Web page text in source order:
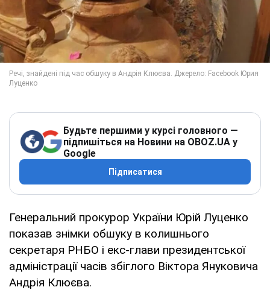
Будьте першими у курсі головного —
підпишіться на Новини на OBOZ.UA у
Google
Підписатися
Генеральний прокурор України Юрій Луценко
показав знімки обшуку в колишнього
секретаря РНБО і екс-глави президентської
адміністрації часів збіглого Віктора Януковича
Андрія Клюєва.